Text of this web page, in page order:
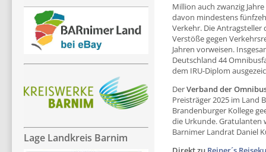
Lage Landkreis Barnim
Million auch zwanzig
davon mindestens
Verkehr. Die
Verstöße gegen
Jahren vorweisen.
Deutschland 44
dem IRU-Diplom
DerVerband der
Preisträger 2025 im Land
Brandenburger Kollege
die Urkunde.
Barnimer Landrat Daniel